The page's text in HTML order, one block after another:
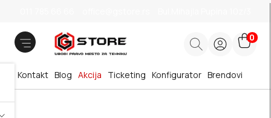
0
Brendovi
Blog Akcija
Kontakt Ticketing Konfigurator